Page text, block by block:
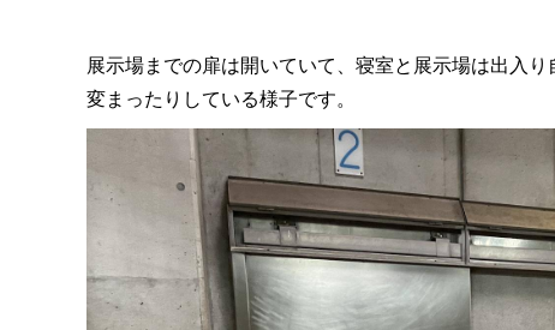
展示場までの扉は開いていて、寝室と展示場は出入
変まったりしている様子です。